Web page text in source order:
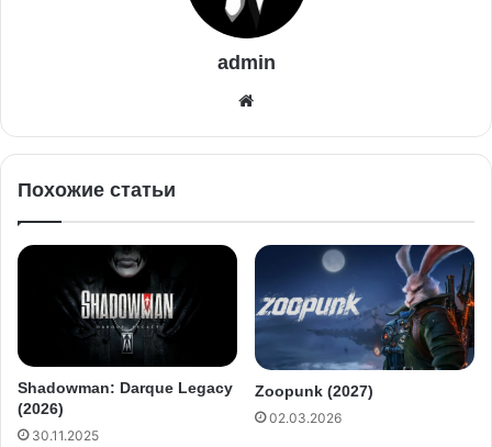
admin
Похожие статьи
Shadowman: Darque Legacy
(2026)
30.11.2025
Zoopunk (2027)
02.03.2026